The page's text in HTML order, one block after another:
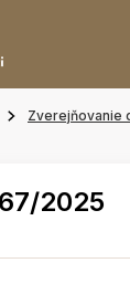
Zverejňovanie
2025